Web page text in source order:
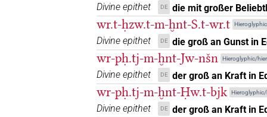
𓋔𓃿𓏏 | 1× PREP(infl. unedited) (1)
𓍕𓂉𓏏 | 1× PREP (1)
𓏃𓈖𓏏𓏭𓂉 | 1× PREP:stpr (1)
𓐝𓂉𓏏 | 3× PREP(infl. unedited) (1,2,3
Divine epithet DE die mit großer
wr.t-ḥzw.t-m-ḫnt-S.t-wr.t
Divine epithet DE die groß an Gunst in
wr-pḥ.tj-m-ḫnt-Jw-nšn Hieroglyphic/
Divine epithet DE der groß an Kraft in
wr-pḥ.tj-m-ḫnt-Ḥw.t-bjk Hieroglyphic/
Divine epithet DE der groß an Kraft in